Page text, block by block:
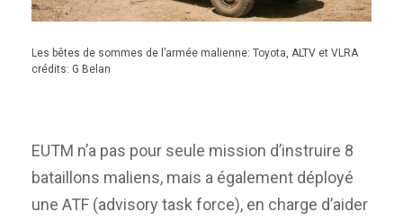
Les bêtes de sommes de l’armée malienne: Toyota, ALTV et VLRA
crédits: G Belan
EUTM n’a pas pour seule mission d’instruire 8
bataillons maliens, mais a également déployé
une ATF (advisory task force), en charge d’aider